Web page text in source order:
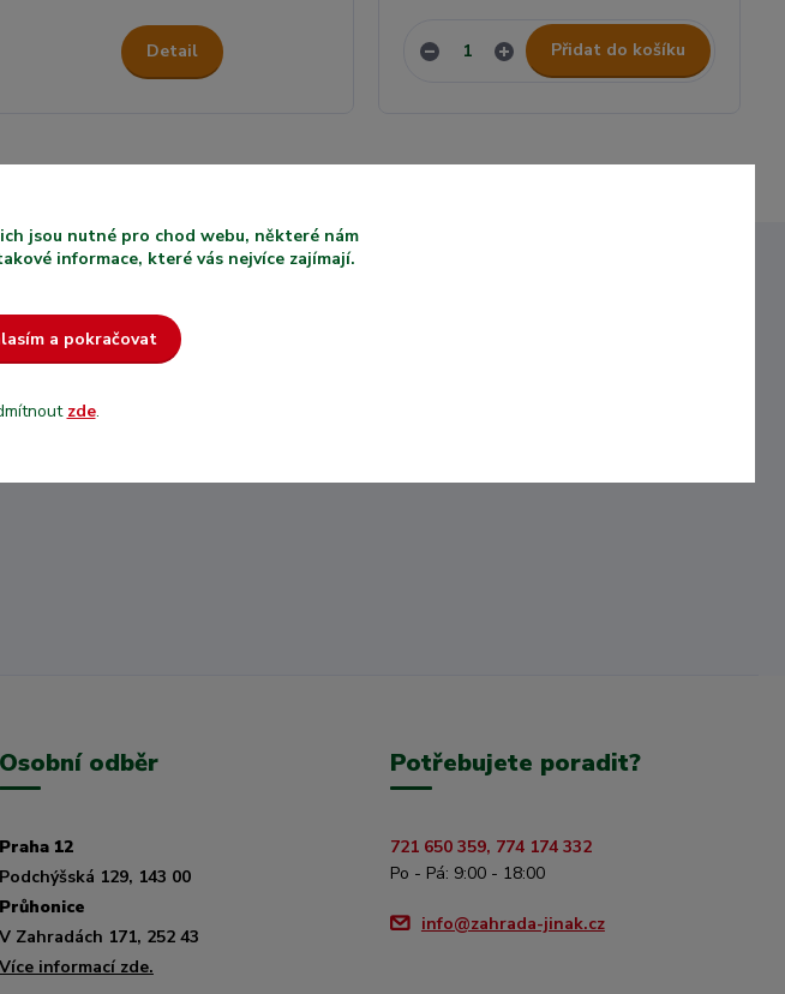
Detail Přidat do košíku
RECENZE
ZÁKAZNÍKŮ KTEŘÍ
Osobní odběr
Praha 12
Podchýšská 129, 143 00
Průhonice
V Zahradách 171, 252 43
Více informací zde.
Potřebujete poradit?
721 650 359, 774 174 332
Po - Pá: 9:00 - 18:00
info@zahrada-jinak.cz
jsou nutné pro chod webu, některé nám
informace, které vás nejvíce zajímají.
a pokračovat
zde.